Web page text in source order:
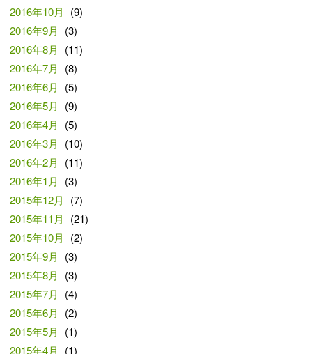
2016年10月
(9)
2016年9月
(3)
2016年8月
(11)
2016年7月
(8)
2016年6月
(5)
2016年5月
(9)
2016年4月
(5)
2016年3月
(10)
2016年2月
(11)
2016年1月
(3)
2015年12月
(7)
2015年11月
(21)
2015年10月
(2)
2015年9月
(3)
2015年8月
(3)
2015年7月
(4)
2015年6月
(2)
2015年5月
(1)
2015年4月
(1)